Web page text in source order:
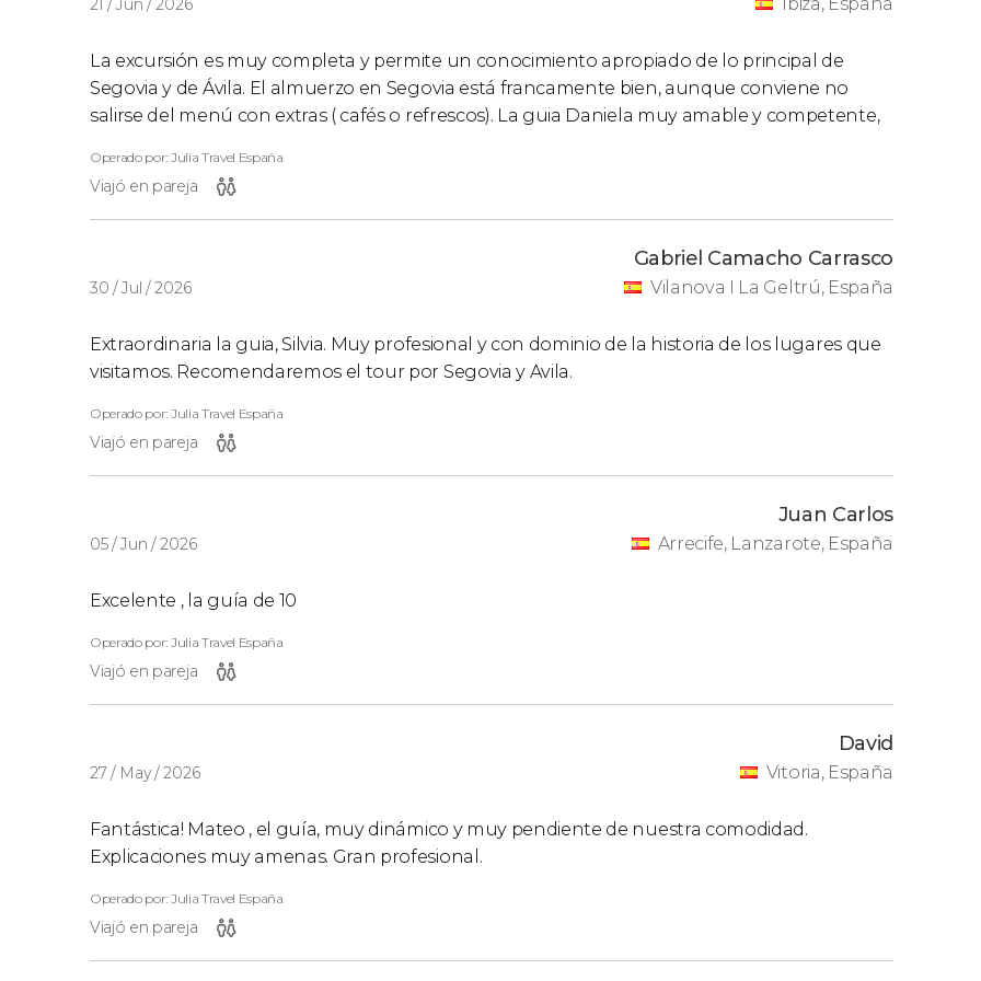
La excursión es muy completa y permite un conocimiento apropiado de lo principal de
Segovia y de Ávila. El almuerzo en Segovia está francamente bien, aunque conviene no
salirse del menú con extras ( cafés o refrescos). La guia Daniela muy amable y competente,
Operado por: Julia Travel España
Viajó en pareja
30 / Jul / 2026
Gabriel Camacho Carrasco
Vilanova I La Geltrú, España
Extraordinaria la guia, Silvia. Muy profesional y con dominio de la historia de los lugares que
visitamos. Recomendaremos el tour por Segovia y Avila.
Operado por: Julia Travel España
Viajó en pareja
05 / Jun / 2026
Juan Carlos
Arrecife, Lanzarote, España
Excelente , la guía de 10
Operado por: Julia Travel España
Viajó en pareja
27 / May / 2026
David
Vitoria, España
Fantástica! Mateo , el guía, muy dinámico y muy pendiente de nuestra comodidad.
Explicaciones muy amenas. Gran profesional.
Operado por: Julia Travel España
Viajó en pareja